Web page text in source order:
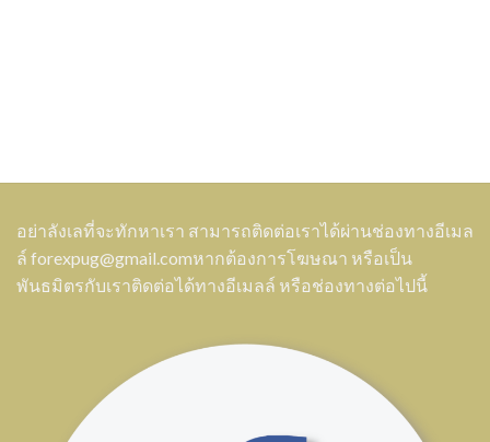
อย่าลังเลที่จะทักหาเรา สามารถติดต่อเราได้ผ่านช่องทางอีเมล
ล์ forexpug@gmail.comหากต้องการโฆษณา หรือเป็น
พันธมิตรกับเราติดต่อได้ทางอีเมลล์ หรือช่องทางต่อไปนี้